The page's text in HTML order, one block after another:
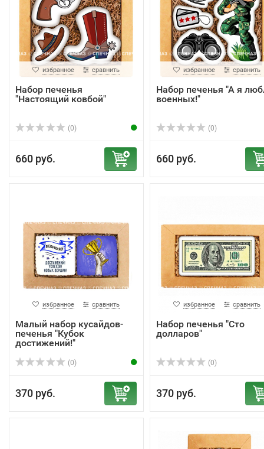
избранное сравнить
Набор печенья
"Настоящий ковбой"
(0)
660 руб.
избранное сравнить
Набор печенья "А я
военных!"
(0)
660 руб.
избранное сравнить
Малый набор кусайдов-
печенья "Кубок
достижений!"
(0)
370 руб.
избранное сравнить
Набор печенья "Сто
долларов"
(0)
370 руб.